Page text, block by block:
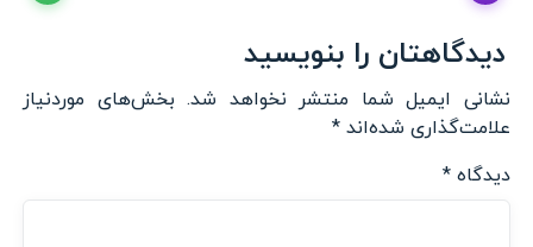
دیدگاهتان را بنویسید
نشانی ایمیل شما منتشر نخواهد شد. بخش‌های موردنیاز
علامت‌گذاری شده‌اند *
دیدگاه *